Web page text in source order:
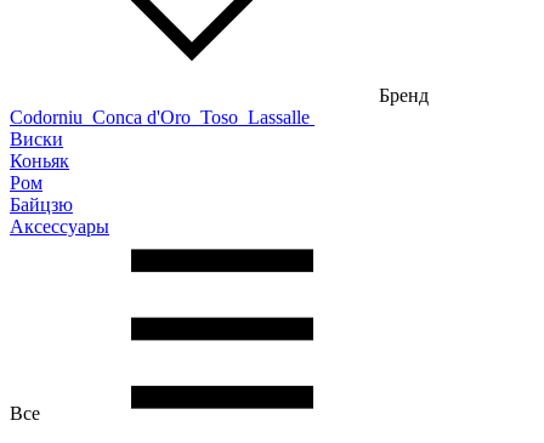
Бренд
Codorniu Conca d'Oro Toso Lassalle
Виски
Коньяк
Ром
Байцзю
Аксессуары
Все